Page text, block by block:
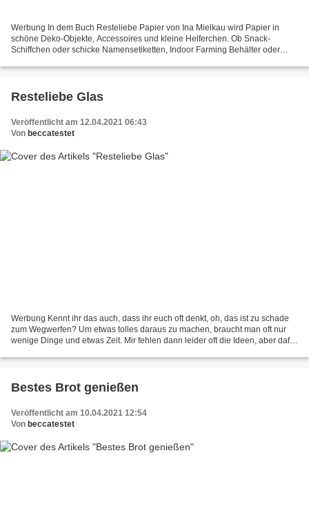
Werbung In dem Buch Resteliebe Papier von Ina Mielkau wird Papier in
schöne Deko-Objekte, Accessoires und kleine Helferchen. Ob Snack-
Schiffchen oder schicke Namensetiketten, Indoor Farming Behälter oder
Resteliebe Glas
Veröffentlicht am 12.04.2021 06:43
Von beccatestet
Werbung Kennt ihr das auch, dass ihr euch oft denkt, oh, das ist zu schade
zum Wegwerfen? Um etwas tolles daraus zu machen, braucht man oft nur
wenige Dinge und etwas Zeit. Mir fehlen dann leider oft die Ideen, aber dafür
Bestes Brot genießen
Veröffentlicht am 10.04.2021 12:54
Von beccatestet